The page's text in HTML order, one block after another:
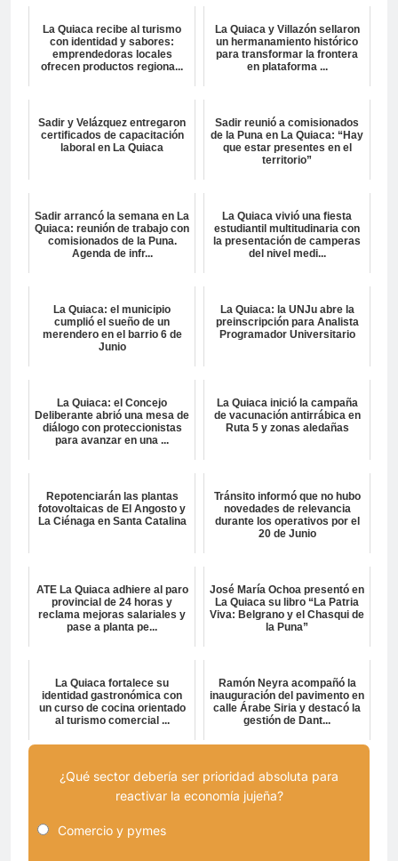
La Quiaca recibe al turismo
con identidad y sabores:
emprendedoras locales
ofrecen productos regiona...
La Quiaca y Villazón sellaron
un hermanamiento histórico
para transformar la frontera
en plataforma ...
Sadir y Velázquez entregaron
certificados de capacitación
laboral en La Quiaca
Sadir reunió a comisionados
de la Puna en La Quiaca: “Hay
que estar presentes en el
territorio”
Sadir arrancó la semana en La
Quiaca: reunión de trabajo con
comisionados de la Puna.
Agenda de infr...
La Quiaca vivió una fiesta
estudiantil multitudinaria con
la presentación de camperas
del nivel medi...
La Quiaca: el municipio
cumplió el sueño de un
merendero en el barrio 6 de
Junio
La Quiaca: la UNJu abre la
preinscripción para Analista
Programador Universitario
La Quiaca: el Concejo
Deliberante abrió una mesa de
diálogo con proteccionistas
para avanzar en una ...
La Quiaca inició la campaña
de vacunación antirrábica en
Ruta 5 y zonas aledañas
Repotenciarán las plantas
fotovoltaicas de El Angosto y
La Ciénaga en Santa Catalina
Tránsito informó que no hubo
novedades de relevancia
durante los operativos por el
20 de Junio
ATE La Quiaca adhiere al paro
provincial de 24 horas y
reclama mejoras salariales y
pase a planta pe...
José María Ochoa presentó en
La Quiaca su libro “La Patria
Viva: Belgrano y el Chasqui de
la Puna”
La Quiaca fortalece su
identidad gastronómica con
un curso de cocina orientado
al turismo comercial ...
Ramón Neyra acompañó la
inauguración del pavimento en
calle Árabe Siria y destacó la
gestión de Dant...
¿Qué sector debería ser prioridad absoluta para
reactivar la economía jujeña?
Comercio y pymes